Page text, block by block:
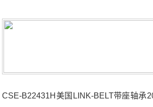
CSE-B22431H美国LINK-BELT带座轴承